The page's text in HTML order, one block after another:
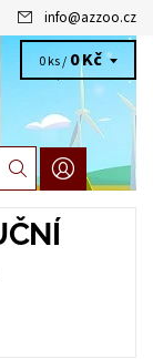
info@azzoo.cz
0 ks / 0 Kč